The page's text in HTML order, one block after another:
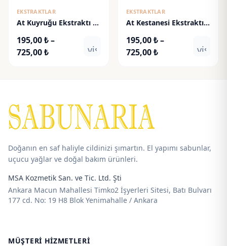
EKSTRAKTLAR
At Kuyruğu Ekstraktı -
195,00₺–
725,00₺Fiyat
visibility
EKSTRAKTLAR
At Kestanesi Ekstraktı -
195,00₺–
725,00₺Fiyat
Doğanın en saf haliyle cildinizi şımartın. El yapımı sabunlar,
uçucu yağlar ve doğal bakım ürünleri.
MSA Kozmetik San. ve Tic. Ltd. Şti
Ankara Macun Mahallesi Timko2 İşyerleri Sitesi, Batı Bulvarı
177 cd. No: 19 H8 Blok Yenimahalle / Ankara
MÜŞTERI HIZMETLERI